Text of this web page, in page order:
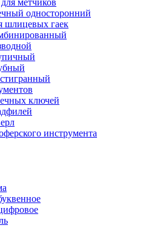
метчиков
односторонний
шлицевых гаек
ключей
инструмента